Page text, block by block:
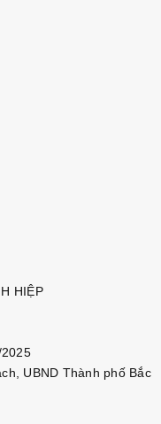
HIỆP
UBND Thành phố Bắc